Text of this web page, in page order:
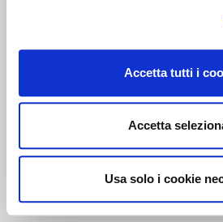
Accetta tutti i
Accetta
Usa solo i cookie